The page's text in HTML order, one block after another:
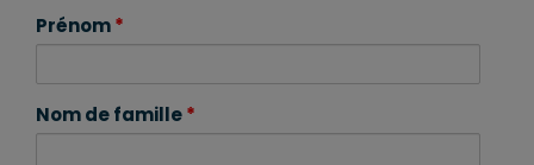
Prénom*
Nom de famille*